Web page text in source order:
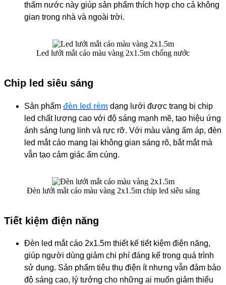
thấm nước này giúp sản phẩm thích hợp cho cả không
gian trong nhà và ngoài trời.
Led lưới mắt cáo màu vàng 2x1.5m chống nước
Chip led siêu sáng
Sản phẩm đèn led rèm dạng lưới được trang bị chip
led chất lượng cao với độ sáng mạnh mẽ, tạo hiệu ứng
ánh sáng lung linh và rực rỡ. Với màu vàng ấm áp, đèn
led mắt cáo mang lại không gian sáng rõ, bắt mắt mà
vẫn tạo cảm giác ấm cúng.
Đèn lưới mắt cáo màu vàng 2x1.5m chip led siêu sáng
Tiết kiệm điện năng
Đèn led mắt cáo 2x1.5m thiết kế tiết kiệm điện năng,
giúp người dùng giảm chi phí đáng kể trong quá trình
sử dụng. Sản phẩm tiêu thụ điện ít nhưng vẫn đảm bảo
độ sáng cao, lý tưởng cho những ai muốn giảm thiểu